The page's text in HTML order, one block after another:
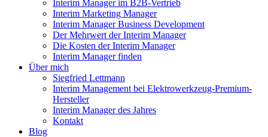
Interim Manager im B2B-Vertrieb
Interim Marketing Manager
Interim Manager Business Development
Der Mehrwert der Interim Manager
Die Kosten der Interim Manager
Interim Manager finden
Über mich
Siegfried Lettmann
Interim Management bei Elektrowerkzeug-Premium-
Hersteller
Interim Manager des Jahres
Kontakt
Blog